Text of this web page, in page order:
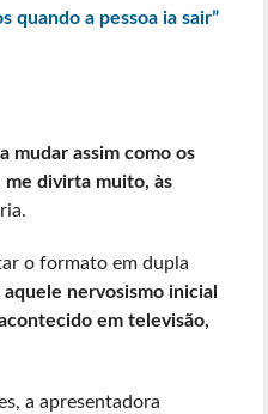
quando a pessoa ia sair”
mudar assim como os
divirta muito, às
o formato em dupla
nervosismo inicial
em televisão,
a apresentadora